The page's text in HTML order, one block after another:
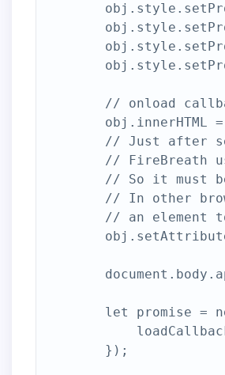
// onload
obj.innerHTML
// Just after
// FireBreath
// So it must
// In other
// an element
let promise =
        });